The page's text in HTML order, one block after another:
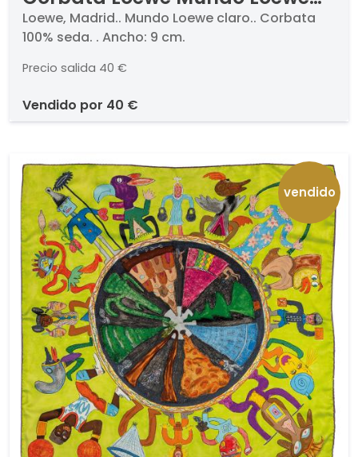
claro
Loewe, Madrid.. Mundo Loewe claro.. Corbata
100% seda. . Ancho: 9 cm.
Precio salida 40 €
vendido por 40 €
vendido